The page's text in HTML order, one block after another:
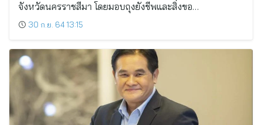
จังหวัดนครราชสีมา โดยมอบถุงยังชีพและสิ่งขอ…
30 ก.ย. 64 13:15